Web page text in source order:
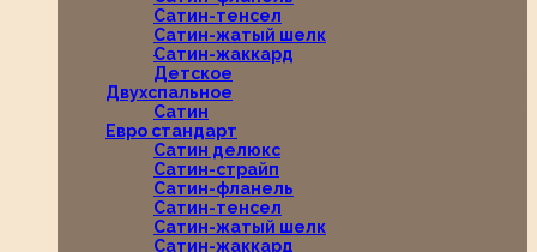
Сатин-тенсел
Сатин-жатый шелк
Сатин-жаккард
Детское
Двухспальное
Сатин
Евро стандарт
Сатин делюкс
Сатин-страйп
Сатин-фланель
Сатин-тенсел
Сатин-жатый шелк
Сатин-жаккард